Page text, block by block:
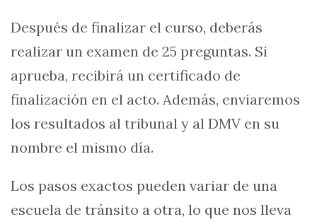
Después de finalizar el curso, deberás
realizar un examen de 25 preguntas. Si
aprueba, recibirá un certificado de
finalización en el acto. Además, enviaremos
los resultados al tribunal y al DMV en su
nombre el mismo día.
Los pasos exactos pueden variar de una
escuela de tránsito a otra, lo que nos lleva